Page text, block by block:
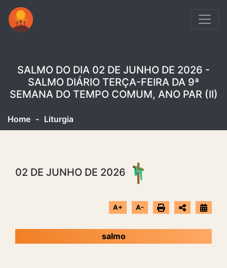
SALMO DO DIA 02 DE JUNHO DE 2026 -
SALMO DIÁRIO TERÇA-FEIRA DA 9ª
SEMANA DO TEMPO COMUM, ANO PAR (II)
Home - Liturgia
02 DE JUNHO DE 2026
A+ A-
salmo